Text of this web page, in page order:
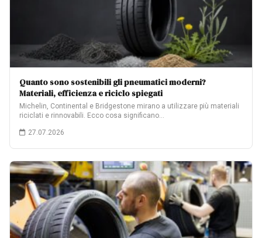
Quanto sono sostenibili gli pneumatici moderni?
Materiali, efficienza e riciclo spiegati
Michelin, Continental e Bridgestone mirano a utilizzare più materiali
riciclati e rinnovabili. Ecco cosa significano…
27.07.2026